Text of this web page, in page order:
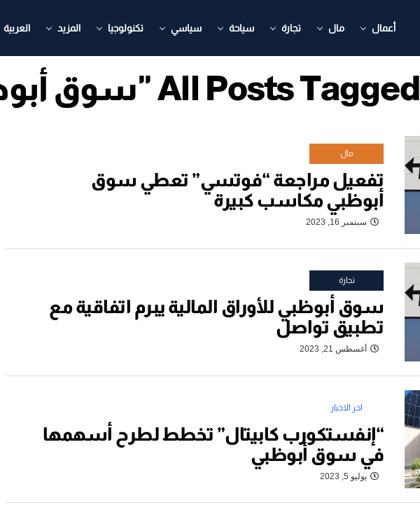
أعمال مال تجارة سياحة سياسي تكنولوجيا المزيد العربية
All Posts Tagged "سوق أبوظبي"
مال
تفعيل مراجعة “فوتسي” تعطي سوق
أبوظبي مكاسب كبيرة
سبتمبر 16, 2023
تجارة
سوق أبوظبي للأوراق المالية يبرم اتفاقية مع
تطبيق تواصل
أغسطس 21, 2023
اخر الاخبار
“إنفستكورب كابيتال” تخطط لطرح أسهمها
في سوق أبوظبي
يوليو 5, 2023